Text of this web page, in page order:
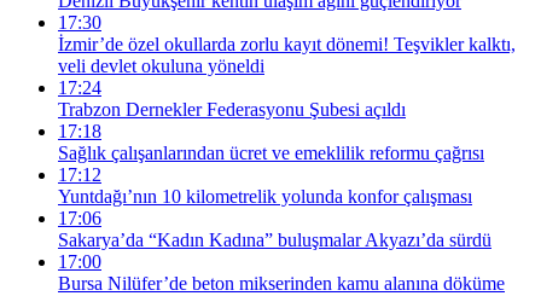
17:30
İzmir’de özel okullarda zorlu kayıt dönemi! Teşvikler kalktı,
veli devlet okuluna yöneldi
17:24
Trabzon Dernekler Federasyonu Şubesi açıldı
17:18
Sağlık çalışanlarından ücret ve emeklilik reformu çağrısı
17:12
Yuntdağı’nın 10 kilometrelik yolunda konfor çalışması
17:06
Sakarya’da “Kadın Kadına” buluşmalar Akyazı’da sürdü
17:00
Bursa Nilüfer’de beton mikserinden kamu alanına döküme